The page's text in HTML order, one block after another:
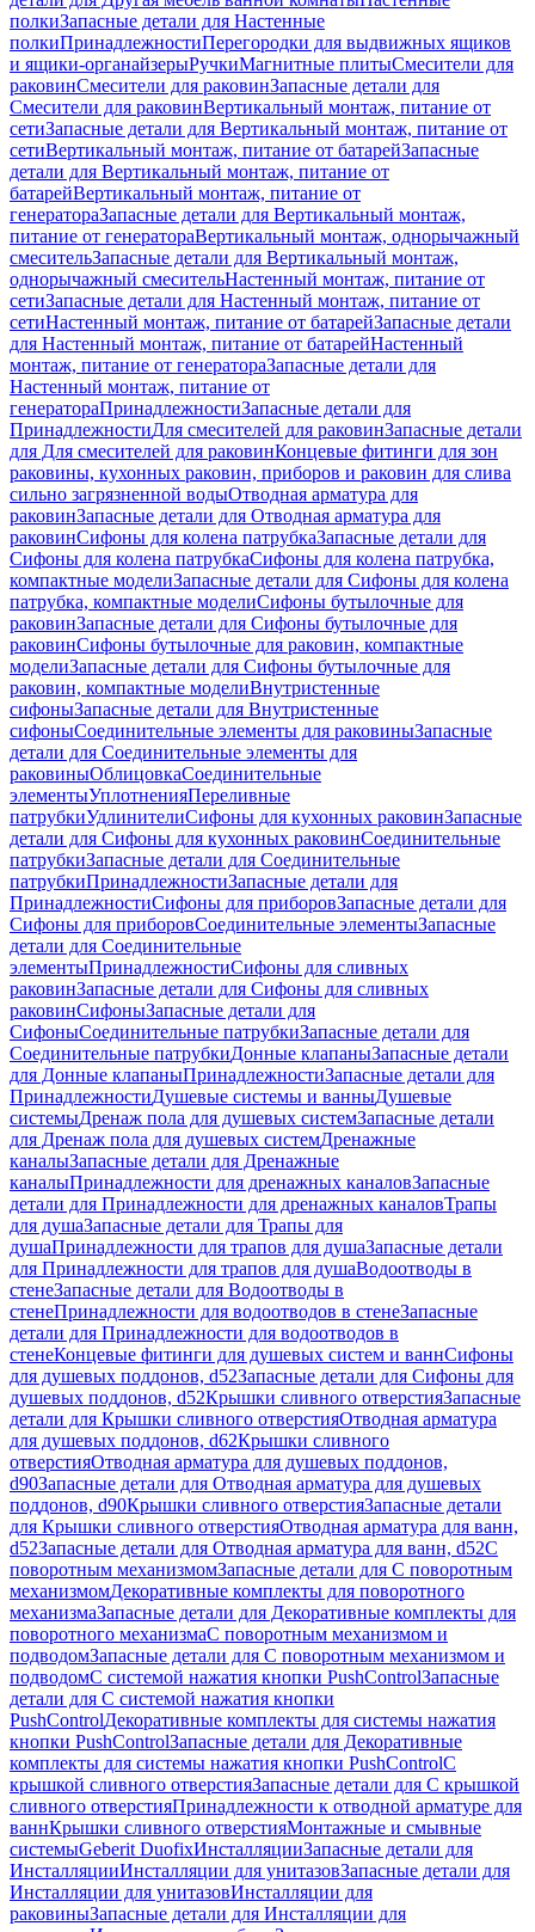
полкиЗапасные детали для Настенные
полкиПринадлежностиПерегородки для выдвижных ящиков
и ящики-органайзерыРучкиМагнитные плитыСмесители для
раковинСмесители для раковинЗапасные детали для
Смесители для раковинВертикальный монтаж, питание от
сетиЗапасные детали для Вертикальный монтаж, питание от
сетиВертикальный монтаж, питание от батарейЗапасные
детали для Вертикальный монтаж, питание от
батарейВертикальный монтаж, питание от
генератораЗапасные детали для Вертикальный монтаж,
питание от генератораВертикальный монтаж, однорычажный
смесительЗапасные детали для Вертикальный монтаж,
однорычажный смесительНастенный монтаж, питание от
сетиЗапасные детали для Настенный монтаж, питание от
сетиНастенный монтаж, питание от батарейЗапасные детали
для Настенный монтаж, питание от батарейНастенный
монтаж, питание от генератораЗапасные детали для
Настенный монтаж, питание от
генератораПринадлежностиЗапасные детали для
ПринадлежностиДля смесителей для раковинЗапасные детали
для Для смесителей для раковинКонцевые фитинги для зон
раковины, кухонных раковин, приборов и раковин для слива
сильно загрязненной водыОтводная арматура для
раковинЗапасные детали для Отводная арматура для
раковинСифоны для колена патрубкаЗапасные детали для
Сифоны для колена патрубкаСифоны для колена патрубка,
компактные моделиЗапасные детали для Сифоны для колена
патрубка, компактные моделиСифоны бутылочные для
раковинЗапасные детали для Сифоны бутылочные для
раковинСифоны бутылочные для раковин, компактные
моделиЗапасные детали для Сифоны бутылочные для
раковин, компактные моделиВнутристенные
сифоныЗапасные детали для Внутристенные
сифоныСоединительные элементы для раковиныЗапасные
детали для Соединительные элементы для
раковиныОблицовкаСоединительные
элементыУплотненияПереливные
патрубкиУдлинителиСифоны для кухонных раковинЗапасные
детали для Сифоны для кухонных раковинСоединительные
патрубкиЗапасные детали для Соединительные
патрубкиПринадлежностиЗапасные детали для
ПринадлежностиСифоны для приборовЗапасные детали для
Сифоны для приборовСоединительные элементыЗапасные
детали для Соединительные
элементыПринадлежностиСифоны для сливных
раковинЗапасные детали для Сифоны для сливных
раковинСифоныЗапасные детали для
СифоныСоединительные патрубкиЗапасные детали для
Соединительные патрубкиДонные клапаныЗапасные детали
для Донные клапаныПринадлежностиЗапасные детали для
ПринадлежностиДушевые системы и ванныДушевые
системыДренаж пола для душевых системЗапасные детали
для Дренаж пола для душевых системДренажные
каналыЗапасные детали для Дренажные
каналыПринадлежности для дренажных каналовЗапасные
детали для Принадлежности для дренажных каналовТрапы
для душаЗапасные детали для Трапы для
душаПринадлежности для трапов для душаЗапасные детали
для Принадлежности для трапов для душаВодоотводы в
стенеЗапасные детали для Водоотводы в
стенеПринадлежности для водоотводов в стенеЗапасные
детали для Принадлежности для водоотводов в
стенеКонцевые фитинги для душевых систем и ваннСифоны
для душевых поддонов, d52Запасные детали для Сифоны для
душевых поддонов, d52Крышки сливного отверстияЗапасные
детали для Крышки сливного отверстияОтводная арматура
для душевых поддонов, d62Крышки сливного
отверстияОтводная арматура для душевых поддонов,
d90Запасные детали для Отводная арматура для душевых
поддонов, d90Крышки сливного отверстияЗапасные детали
для Крышки сливного отверстияОтводная арматура для ванн,
d52Запасные детали для Отводная арматура для ванн, d52С
поворотным механизмомЗапасные детали для С поворотным
механизмомДекоративные комплекты для поворотного
механизмаЗапасные детали для Декоративные комплекты для
поворотного механизмаС поворотным механизмом и
подводомЗапасные детали для С поворотным механизмом и
подводомС системой нажатия кнопки PushControlЗапасные
детали для С системой нажатия кнопки
PushControlДекоративные комплекты для системы нажатия
кнопки PushControlЗапасные детали для Декоративные
комплекты для системы нажатия кнопки PushControlС
крышкой сливного отверстияЗапасные детали для С крышкой
сливного отверстияПринадлежности к отводной арматуре для
ваннКрышки сливного отверстияМонтажные и смывные
системыGeberit DuofixИнсталляцииЗапасные детали для
ИнсталляцииИнсталляции для унитазовЗапасные детали для
Инсталляции для унитазовИнсталляции для
раковиныЗапасные детали для Инсталляции для